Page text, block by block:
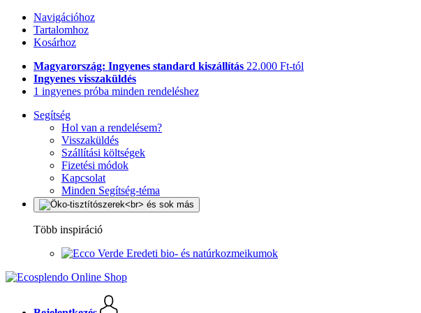
Navigációhoz
Tartalomhoz
Kosárhoz
Magyarország: Ingyenes standard kiszállítás 22.000 Ft-tól
Ingyenes visszaküldés
1 ingyenes próba minden rendeléshez
Segítség
Hol van a rendelésem?
Visszaküldés
Szállítási költségek
Fizetési módok
Kapcsolat
Minden Segítség-téma
Több inspiráció
Eredeti bio- és natúrkozmeikumok